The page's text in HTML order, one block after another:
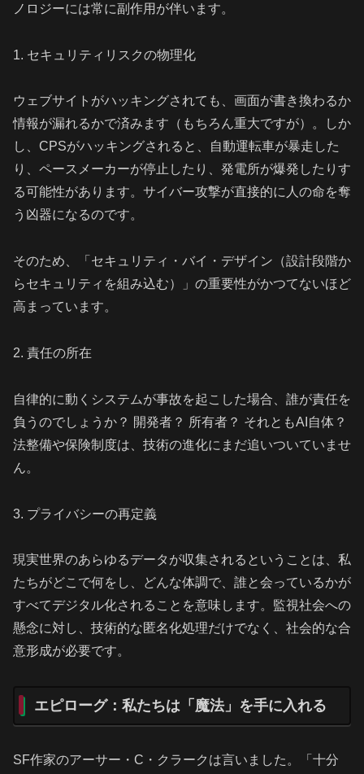
ノロジーには常に副作用が伴います。
1. セキュリティリスクの物理化
ウェブサイトがハッキングされても、画面が書き換わるか
情報が漏れるかで済みます（もちろん重大ですが）。しか
し、CPSがハッキングされると、自動運転車が暴走した
り、ペースメーカーが停止したり、発電所が爆発したりす
る可能性があります。サイバー攻撃が直接的に人の命を奪
う凶器になるのです。
そのため、「セキュリティ・バイ・デザイン（設計段階か
らセキュリティを組み込む）」の重要性がかつてないほど
高まっています。
2. 責任の所在
自律的に動くシステムが事故を起こした場合、誰が責任を
負うのでしょうか？ 開発者？ 所有者？ それともAI自体？
法整備や保険制度は、技術の進化にまだ追いついていませ
ん。
3. プライバシーの再定義
現実世界のあらゆるデータが収集されるということは、私
たちがどこで何をし、どんな体調で、誰と会っているかが
すべてデジタル化されることを意味します。監視社会への
懸念に対し、技術的な匿名化処理だけでなく、社会的な合
意形成が必要です。
エピローグ：私たちは「魔法」を手に入れる
SF作家のアーサー・C・クラークは言いました。「十分